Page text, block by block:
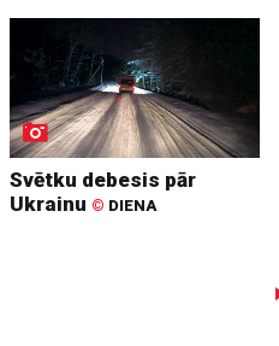
Svētku debesis pār
Ukrainu © DIENA